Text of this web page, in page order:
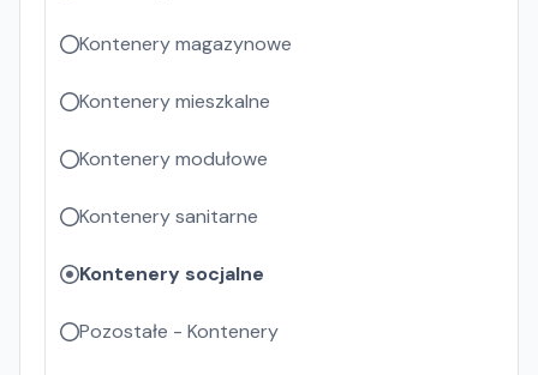
Kontenery magazynowe
Kontenery mieszkalne
Kontenery modułowe
Kontenery sanitarne
Kontenery socjalne
Pozostałe - Kontenery